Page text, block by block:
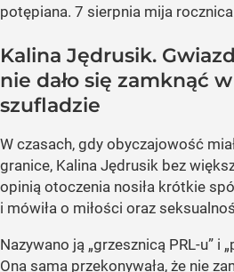
potępiana. 7 sierpnia mija
Kalina Jędrusik.
nie dało się zamknąć
szufladzie
W czasach, gdy obyczajowość
granice, Kalina Jędrusik bez
opinią otoczenia nosiła krótkie
i mówiła o miłości oraz
Nazywano ją „grzesznicą PRL-u” i
Ona sama przekonywała, że nie